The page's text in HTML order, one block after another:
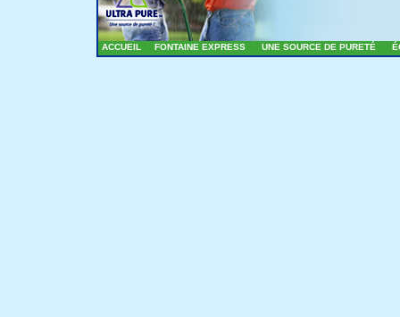
ACCUEIL FONTAINE EXPRESS UNE SOURCE DE PURETÉ